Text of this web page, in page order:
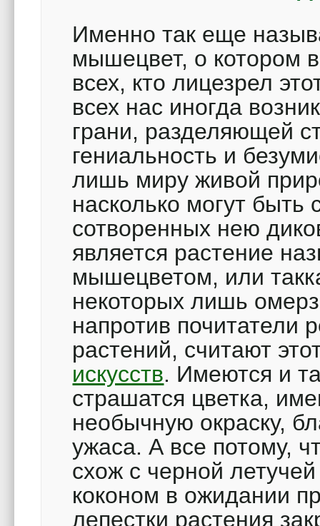
Именно так еще
мышецвет, о котором
всех, кто лицезрел
всех нас иногда
грани, разделяющей
гениальность и
лишь миру живой
насколько могут быть
сотворенных нею
является растение
мышецветом, или
некоторых лишь
напротив почитатели
растений, считают
искусств. Имеются и
страшатся цветка,
необычную окраску,
ужаса. А все потому,
схож с черной
коконом в ожидании
лепестки растения